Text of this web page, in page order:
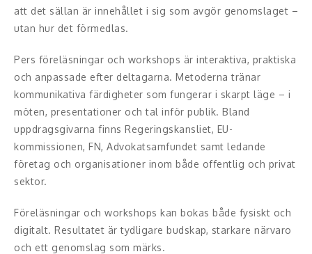
Affärsnytta
Framtid, trender
Försäljning, marknadsföring, service,
kundfokus
Förändring, organisation,
organisationsutveckling
Hälsa, friskvård
att det sällan är innehållet i sig som avgör genomslaget –
utan hur det förmedlas.
Pers föreläsningar och workshops är interaktiva, praktiska
och anpassade efter deltagarna. Metoderna tränar
kommunikativa färdigheter som fungerar i skarpt läge – i
möten, presentationer och tal inför publik. Bland
uppdragsgivarna finns Regeringskansliet, EU-
kommissionen, FN, Advokatsamfundet samt ledande
företag och organisationer inom både offentlig och privat
sektor.
Föreläsningar och workshops kan bokas både fysiskt och
digitalt. Resultatet är tydligare budskap, starkare närvaro
och ett genomslag som märks.